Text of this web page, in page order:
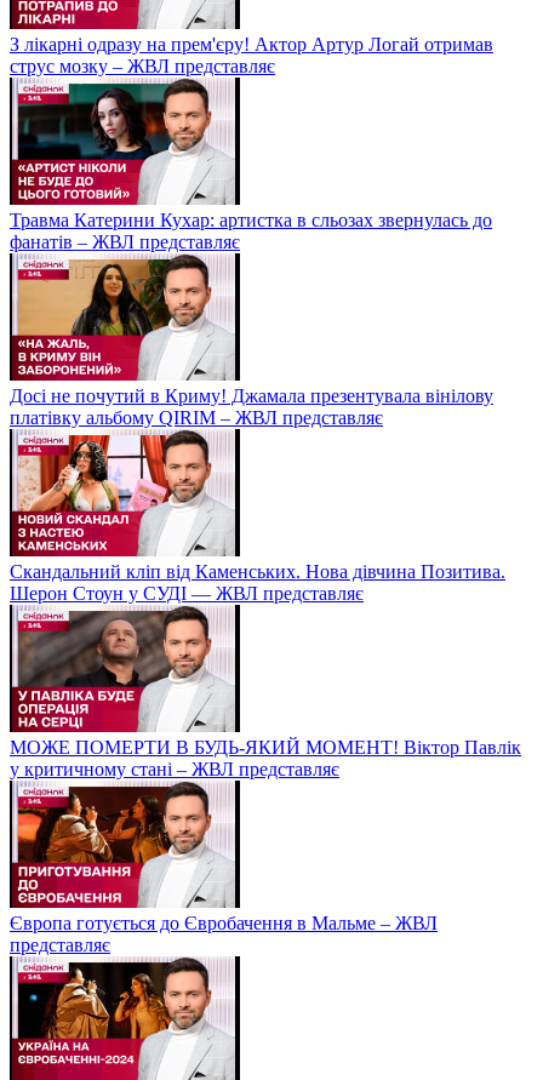
З лікарні одразу на прем'єру! Актор Артур Логай отримав
струс мозку – ЖВЛ представляє
Травма Катерини Кухар: артистка в сльозах звернулась до
фанатів – ЖВЛ представляє
Досі не почутий в Криму! Джамала презентувала вінілову
платівку альбому QIRIM – ЖВЛ представляє
Скандальний кліп від Каменських. Нова дівчина Позитива.
Шерон Стоун у СУДІ — ЖВЛ представляє
МОЖЕ ПОМЕРТИ В БУДЬ-ЯКИЙ МОМЕНТ! Віктор Павлік
у критичному стані – ЖВЛ представляє
Європа готується до Євробачення в Мальме – ЖВЛ
представляє